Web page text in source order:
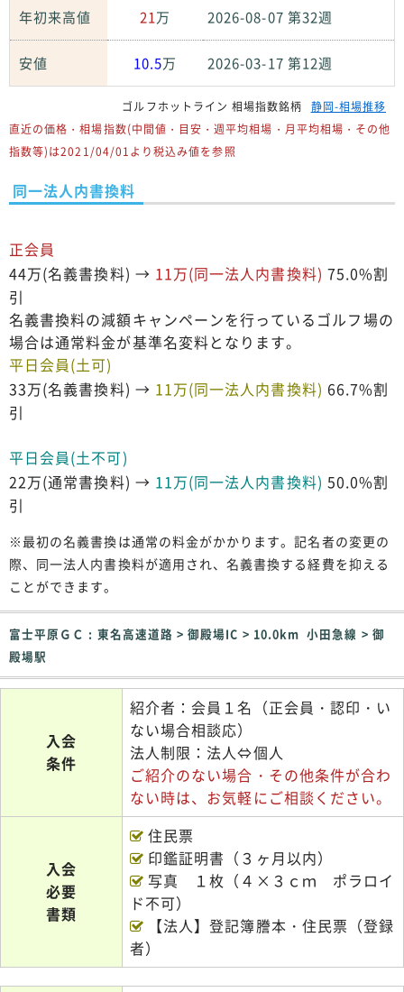
年初来高値 21万 2026-08-07 第32週
安値 10.5万 2026-03-17 第12週
ゴルフホットライン 相場指数銘柄
静岡-相場推移
直近の価格・相場指数(中間値・目安・週平均相場・月平均相場・その他
指数等)は2021/04/01より税込み値を参照
同一法人内書換料
正会員
44万(名義書換料) → 11万(同一法人内書換料) 75.0%割
引
名義書換料の減額キャンペーンを行っているゴルフ場の
場合は通常料金が基準名変料となります。
平日会員(土可)
33万(名義書換料) → 11万(同一法人内書換料) 66.7%割
引
平日会員(土不可)
22万(通常書換料) → 11万(同一法人内書換料) 50.0%割
引
※最初の名義書換は通常の料金がかかります。記名者の変更の
際、同一法人内書換料が適用され、名義書換する経費を抑える
ことができます。
富士平原ＧＣ : 東名高速道路 > 御殿場IC > 10.0km 小田急線 > 御
殿場駅
入会
条件
紹介者：会員１名（正会員・認印・い
ない場合相談応）
法人制限：法人⇔個人
ご紹介のない場合・その他条件が合わ
ない時は、お気軽にご相談ください。
入会
必要
書類
住民票
印鑑証明書（３ヶ月以内）
写真 １枚（４×３ｃｍ ポラロイ
ド不可）
【法人】登記簿謄本・住民票（登録
者）